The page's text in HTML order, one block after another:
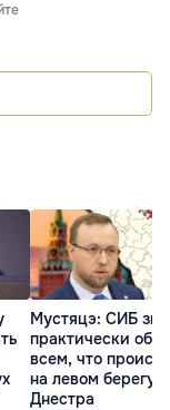
Мустяцэ: СИБ
практически обо
всем, что
на левом берегу
Днестра